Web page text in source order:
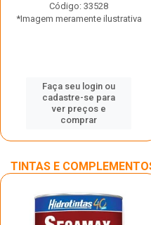
Código: 33528
*Imagem meramente ilustrativa
Faça seu login ou
cadastre-se para
ver preços e
comprar
TINTAS E